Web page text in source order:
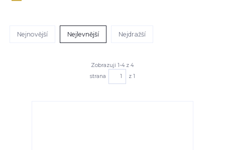
Nejnovější Nejlevnější Nejdražší
Zobrazuji 1-4 z 4
strana
z 1